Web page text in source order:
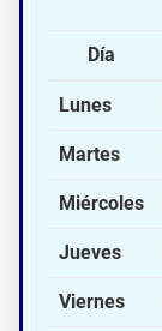
Día
Lunes
Martes
Miércoles
Jueves
Viernes